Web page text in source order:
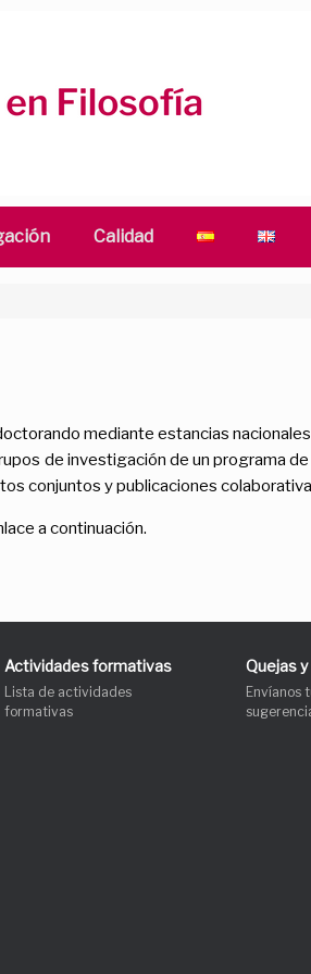
Calidad
mediante estancias
de investigación de un programa
conjuntos y publicaciones
a continuación.
Actividades formativas
Lista de actividades
formativas
Quejas
Envíanos